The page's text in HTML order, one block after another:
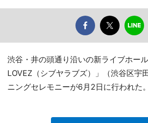
渋谷・井の頭通り沿いの新ライブホー
LOVEZ（シブヤラブズ）」（渋谷区宇
ニングセレモニーが6月2日に行われた。